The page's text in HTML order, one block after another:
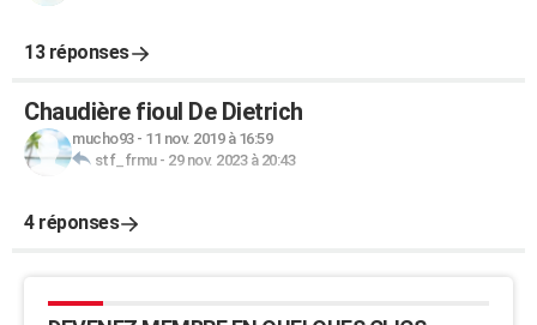
13 réponses
Chaudière fioul De Dietrich
mucho93- 11 nov. 2019 à 16:59
stf_frmu- 29 nov. 2023 à 20:43
4 réponses